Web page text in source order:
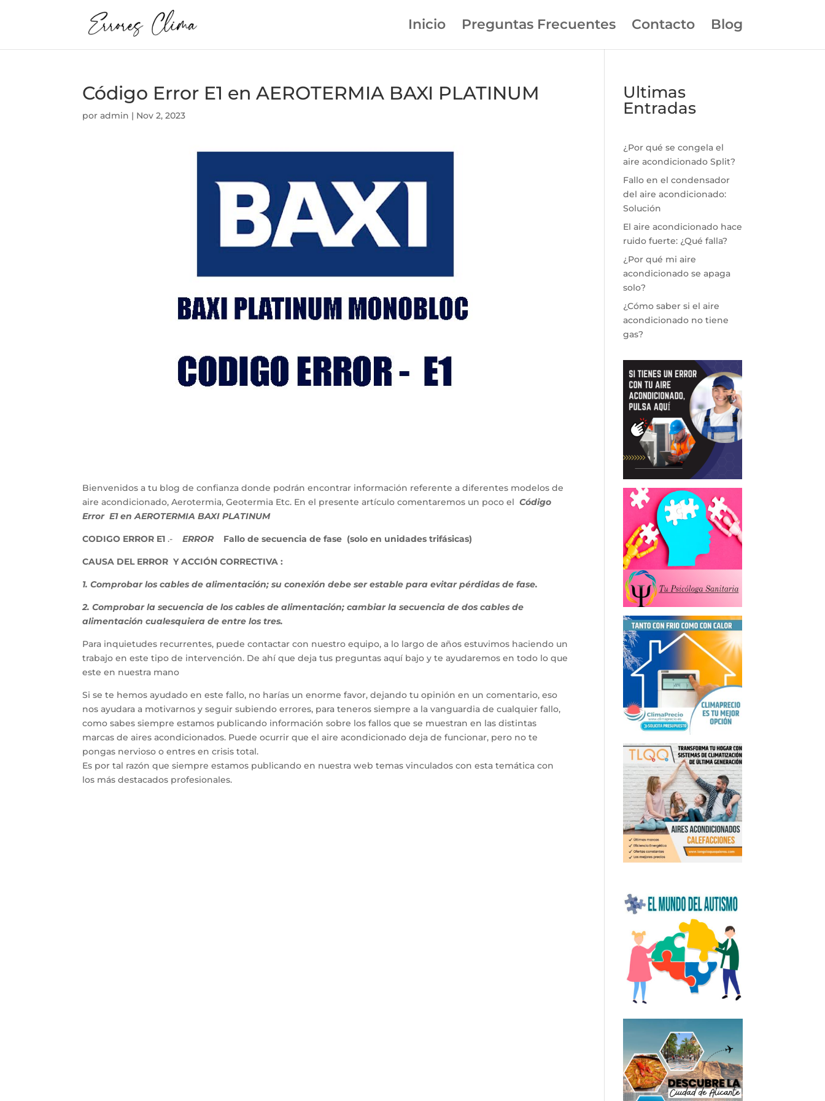
Inicio Preguntas Frecuentes Contacto Blog
Código Error E1 en AEROTERMIA BAXI PLATINUM
poradmin | Nov 2, 2023
Bienvenidos a tu blog de confianza donde podrán encontrar información referente a diferentes modelos de
aire acondicionado, Aerotermia, Geotermia Etc. En el presente artículo comentaremos un poco el Código
Error E1 en AEROTERMIA BAXI PLATINUM
CODIGO ERROR E1 .-ERROR Fallo de secuencia de fase (solo en unidades trifásicas)
CAUSA DEL ERROR Y ACCIÓN CORRECTIVA :
1. Comprobar los cables de alimentación; su conexión debe ser estable para evitar pérdidas de fase.
2. Comprobar la secuencia de los cables de alimentación; cambiar la secuencia de dos cables de
alimentación cualesquiera de entre los tres.
Para inquietudes recurrentes, puede contactar con nuestro equipo, a lo largo de años estuvimos haciendo un
trabajo en este tipo de intervención. De ahí que deja tus preguntas aquí bajo y te ayudaremos en todo lo que
este en nuestra mano
Si se te hemos ayudado en este fallo, no harías un enorme favor, dejando tu opinión en un comentario, eso
nos ayudara a motivarnos y seguir subiendo errores, para teneros siempre a la vanguardia de cualquier fallo,
como sabes siempre estamos publicando información sobre los fallos que se muestran en las distintas
marcas de aires acondicionados. Puede ocurrir que el aire acondicionado deja de funcionar, pero no te
pongas nervioso o entres en crisis total.
Es por tal razón que siempre estamos publicando en nuestra web temas vinculados con esta temática con
los más destacados profesionales.
Ultimas
Entradas
¿Por qué se congela el
aire acondicionado Split?
Fallo en el condensador
del aire acondicionado:
Solución
El aire acondicionado hace
ruido fuerte: ¿Qué falla?
¿Por qué mi aire
acondicionado se apaga
solo?
¿Cómo saber si el aire
acondicionado no tiene
gas?